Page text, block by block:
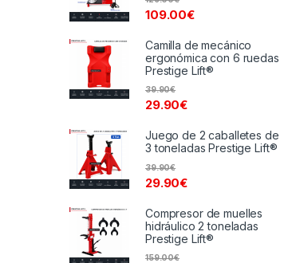
109.00€
Camilla de mecánico
ergonómica con 6 ruedas
Prestige Lift®
29.90€
39.90€
Juego de 2 caballetes de
3 toneladas Prestige Lift®
29.90€
39.90€
Compresor de muelles
hidráulico 2 toneladas
Prestige Lift®
159.00€